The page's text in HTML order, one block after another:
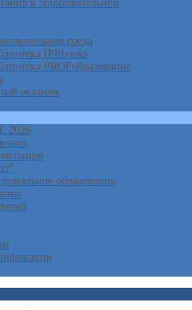
в образовательной
среда
IPRbooks
PROFобразование
экзамен
2026
образование